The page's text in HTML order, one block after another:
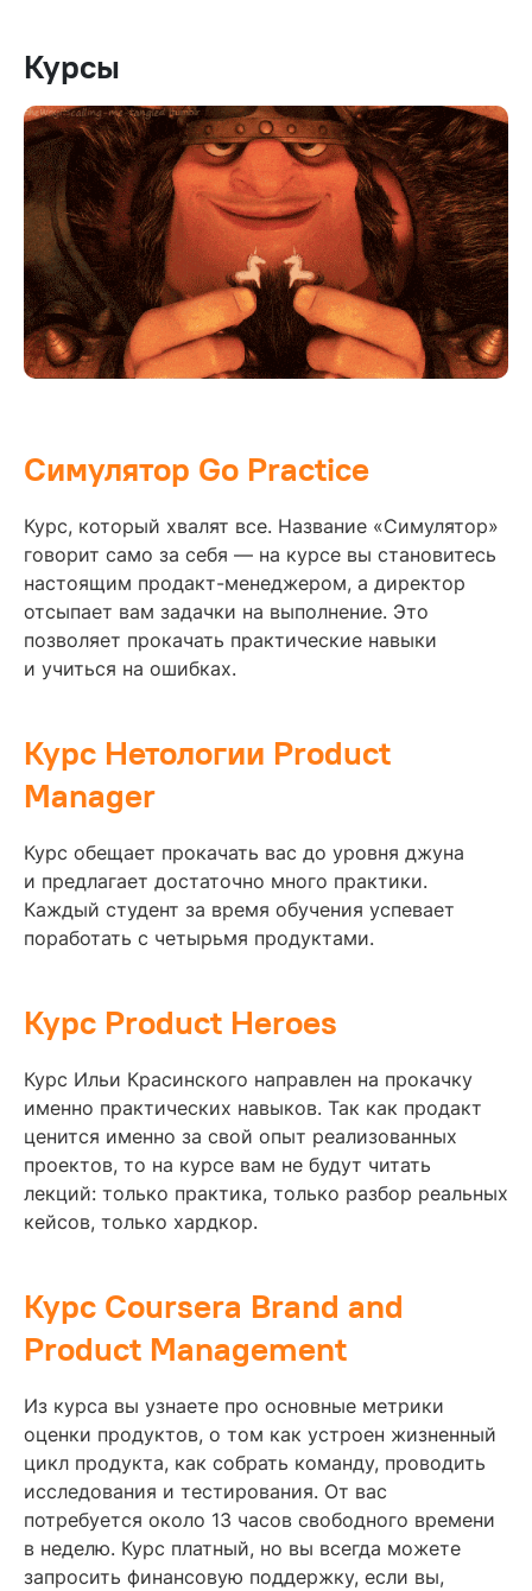
Курсы
Симулятор Go Practice
Курс, который хвалят все. Название «Симулятор»
говорит само за себя — на курсе вы становитесь
настоящим продакт-менеджером, а директор
отсыпает вам задачки на выполнение. Это
позволяет прокачать практические навыки
и учиться на ошибках.
Курс Нетологии Product
Manager
Курс обещает прокачать вас до уровня джуна
и предлагает достаточно много практики.
Каждый студент за время обучения успевает
поработать с четырьмя продуктами.
Курс Product Heroes
Курс Ильи Красинского направлен на прокачку
именно практических навыков. Так как продакт
ценится именно за свой опыт реализованных
проектов, то на курсе вам не будут читать
лекций: только практика, только разбор реальных
кейсов, только хардкор.
Курс Coursera Brand and
Product Management
Из курса вы узнаете про основные метрики
оценки продуктов, о том как устроен жизненный
цикл продукта, как собрать команду, проводить
исследования и тестирования. От вас
потребуется около 13 часов свободного времени
в неделю. Курс платный, но вы всегда можете
запросить финансовую поддержку, если вы,